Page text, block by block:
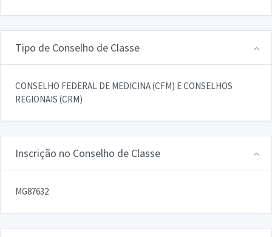
Tipo de Conselho de Classe
CONSELHO FEDERAL DE MEDICINA (CFM) E CONSELHOS
REGIONAIS (CRM)
Inscrição no Conselho de Classe
MG87632